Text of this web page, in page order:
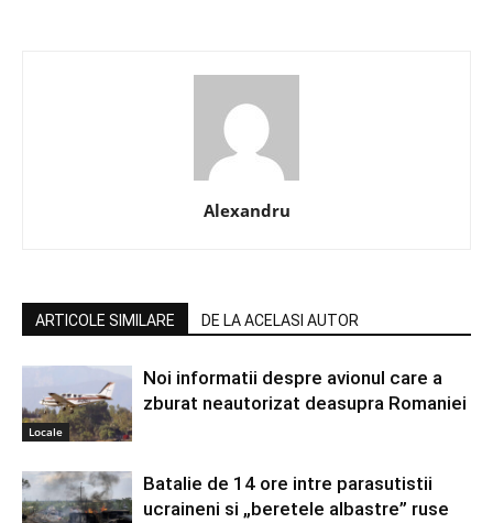
Alexandru
ARTICOLE SIMILARE DE LA ACELASI AUTOR
Locale
Noi informatii despre avionul care a
zburat neautorizat deasupra Romaniei
Batalie de 14 ore intre parasutistii
ucraineni si „beretele albastre” ruse